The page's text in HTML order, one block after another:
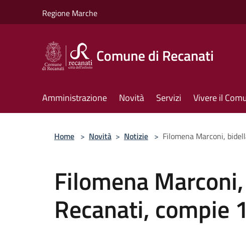
Regione Marche
Comune di Recanati
Amministrazione Novità Servizi Vivere il
Home > Novità > Notizie > Filomena Marconi,
Filomena
Recanati, compie